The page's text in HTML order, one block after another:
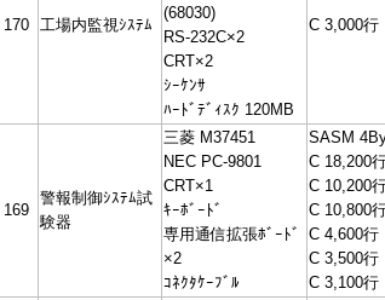
170 工場内監視ｼｽﾃﾑ
(68030)
RS-232C×2
CRT×2
ｼｰｹﾝｻ
ﾊｰﾄﾞﾃﾞｨｽｸ 120MB
C 3,000行
169
警報制御ｼｽﾃﾑ試
験器
三菱 M37451
NEC PC-9801
CRT×1
ｷｰﾎﾞｰﾄﾞ
専用通信拡張ﾎﾞｰﾄﾞ
×2
ｺﾈｸﾀｹｰﾌﾞﾙ
SASM
C 18,200
C 10,200
C 10,800
C 4,600行
C 3,500行
C 3,100行